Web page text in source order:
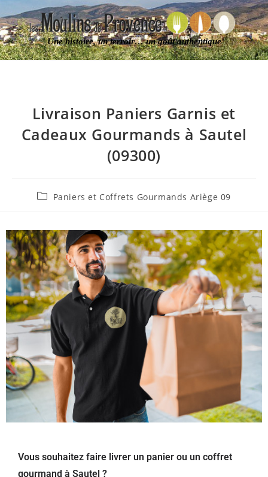
Une histoire, un terroir… un goût authentique
Livraison Paniers Garnis et
Cadeaux Gourmands à Sautel
(09300)
Paniers et Coffrets Gourmands Ariège 09
Vous souhaitez faire livrer un panier ou un coffret
gourmand à Sautel ?